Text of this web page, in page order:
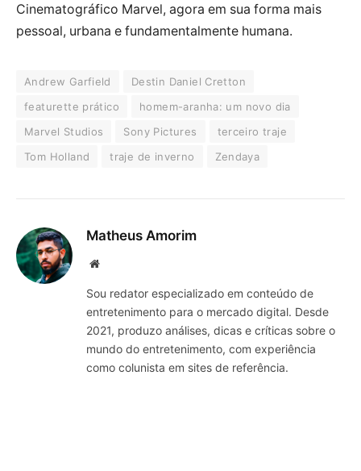
Cinematográfico Marvel, agora em sua forma mais
pessoal, urbana e fundamentalmente humana.
Andrew Garfield
Destin Daniel Cretton
featurette prático
homem-aranha: um novo dia
Marvel Studios
Sony Pictures
terceiro traje
Tom Holland
traje de inverno Zendaya
Matheus Amorim
Website
Sou redator especializado em conteúdo de
entretenimento para o mercado digital. Desde
2021, produzo análises, dicas e críticas sobre o
mundo do entretenimento, com experiência
como colunista em sites de referência.